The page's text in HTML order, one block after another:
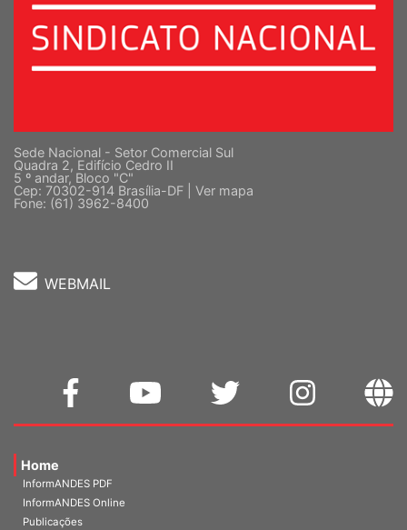
Sede Nacional - Setor Comercial Sul
Quadra 2, Edifício Cedro II
5 º andar, Bloco "C"
Cep: 70302-914 Brasília-DF | Ver mapa
Fone: (61) 3962-8400
WEBMAIL
Home
InformANDES PDF
InformANDES Online
Publicações